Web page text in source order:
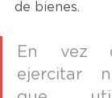
de bienes.
En vez
ejercitar